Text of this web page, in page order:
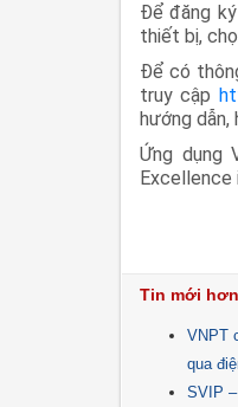
Để đăng
thiết bị,
Để có
truy cập
hướng dẫn,
Ứng dụng
Excellence
Tin mới hơn
VNPT
qua
SVIP